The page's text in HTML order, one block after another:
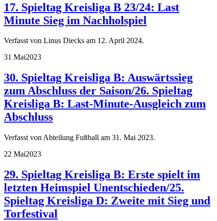
17. Spieltag Kreisliga B 23/24: Last
Minute Sieg im Nachholspiel
Verfasst von Linus Diecks am 12. April 2024.
31 Mai2023
30. Spieltag Kreisliga B: Auswärtssieg
zum Abschluss der Saison/26. Spieltag
Kreisliga B: Last-Minute-Ausgleich zum
Abschluss
Verfasst von Abteilung Fußball am 31. Mai 2023.
22 Mai2023
29. Spieltag Kreisliga B: Erste spielt im
letzten Heimspiel Unentschieden/25.
Spieltag Kreisliga D: Zweite mit Sieg und
Torfestival